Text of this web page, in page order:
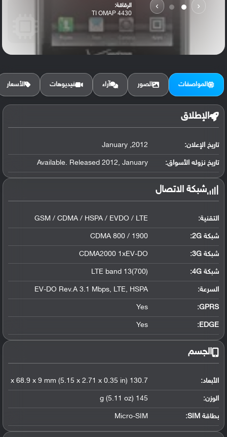
‹
›
الرقاقة:
TI OMAP 4430
الرام / التخزين:
المواصفات الصور آراء فيديوهات الأسعار
الإطلاق
تاريخ الإعلان: 2012, January
تاريخ نزوله الأسواق: Available. Released 2012, January
شبكة الاتصال
التقنية: GSM / CDMA / HSPA / EVDO / LTE
شبكة 2G: CDMA 800 / 1900
شبكة 3G :
CDMA2000 1xEV-DO
شبكة 4G :
LTE band 13(700)
السرعة: EV-DO Rev.A 3.1 Mbps, LTE, HSPA
GPRS:
Yes
EDGE:
Yes
الجسم
الأبعاد: 130.7 x 68.9 x 9 mm (5.15 x 2.71 x 0.35 in)
الوزن: 145 g (5.11 oz)
بطاقة SIM: Micro-SIM